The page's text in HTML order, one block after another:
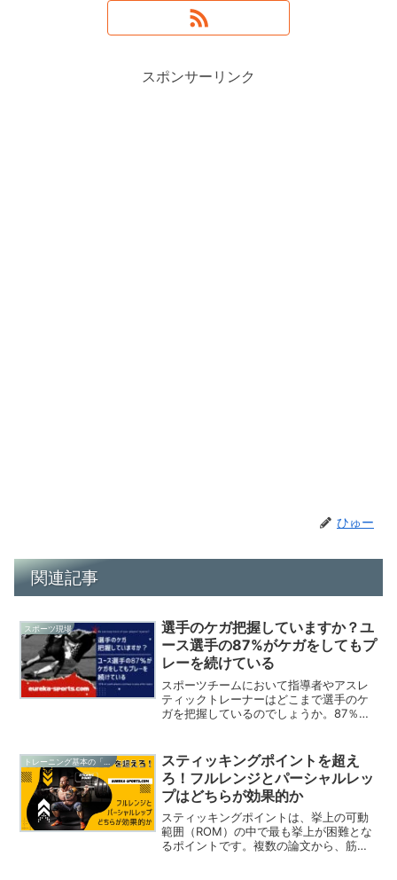
スポンサーリンク
ひゅー
関連記事
スポーツ現場
選手のケガ把握していますか？ユ
ース選手の87%がケガをしてもプ
レーを続けている
スポーツチームにおいて指導者やアスレ
ティックトレーナーはどこまで選手のケ
ガを把握しているのでしょうか。87％の
の４人に１人は、ケガを隠してプレーを
続けることが「とてもよくある／よくあ
る」と回答しています。今回はニュージ
ーランドの研究を紹介します。
スティッキングポイントを超え
ろ！フルレンジとパーシャルレッ
プはどちらが効果的か
スティッキングポイントは、挙上の可動
範囲（ROM）の中で最も挙上が困難とな
るポイントです。複数の論文から、筋肥